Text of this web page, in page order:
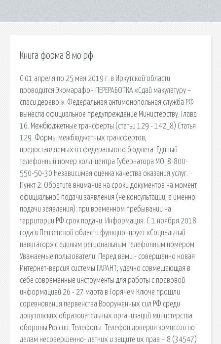
Книга форма 8 мо рф
С 01 апреля по 25 мая 2019 г. в Иркутской области
проводится Экомарафон ПЕРЕРАБОТКА «Сдай макулатуру –
спаси дерево!». Федеральная антимонопольная служба РФ
вынесла официальное предупреждение Министерству. Глава
16. Межбюджетные трансферты (статьи 129 - 142_8) Статья
129. Формы межбюджетных трансфертов,
предоставляемых из федерального бюджета. Единый
телефонный номер колл-центра Губернатора МО: 8-800-
550-50-30 Независимая оценка качества оказания услуг. ·
Пункт 2. Обратите внимание на сроки документов на момент
официальной подачи заявления (не консультации, а именно
подачи заявления): при временном пребывании на
территории РФ срок подачи. Информация. С 1 ноября 2018
года в Пензенской области функционирует «Социальный
навигатор» с единым региональным телефонным номером
Уважаемые пользователи! Перед вами - совершенно новая
Интернет-версия системы ГАРАНТ, удачно совмещающая в
себе современные инструменты для работы с правовой
информацией 26 - 27 марта в Горячем Ключе прошли
соревнования первенства Вооруженных сил РФ среди
довузовских образовательных организаций министерства
обороны России. Телефоны. Телефон доверия комиссии по
делам несовершенно- летних и защите их прав – 8 (34547)